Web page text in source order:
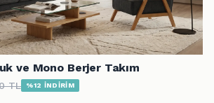
ve Mono Berjer Takım
TL %12 İNDİRİM